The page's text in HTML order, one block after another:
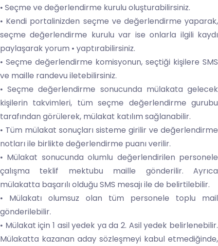
• Seçme ve değerlendirme kurulu oluşturabilirsiniz.
• Kendi portalinizden seçme ve değerlendirme yaparak,
seçme değerlendirme kurulu var ise onlarla ilgili kaydı
paylaşarak yorum • yaptırabilirsiniz.
• Seçme değerlendirme komisyonun, seçtiği kişilere SMS
ve maille randevu iletebilirsiniz.
• Seçme değerlendirme sonucunda mülakata gelecek
kişilerin takvimleri, tüm seçme değerlendirme gurubu
tarafından görülerek, mülakat katılım sağlanabilir.
• Tüm mülakat sonuçları sisteme girilir ve değerlendirme
notları ile birlikte değerlendirme puanı verilir.
• Mülakat sonucunda olumlu değerlendirilen personele
çalışma teklif mektubu maille gönderilir. Ayrıca
mülakatta başarılı olduğu SMS mesajı ile de belirtilebilir.
• Mülakatı olumsuz olan tüm personele toplu mail
gönderilebilir.
• Mülakat için 1 asil yedek ya da 2. Asil yedek belirlenebilir.
Mülakatta kazanan aday sözleşmeyi kabul etmediğinde,